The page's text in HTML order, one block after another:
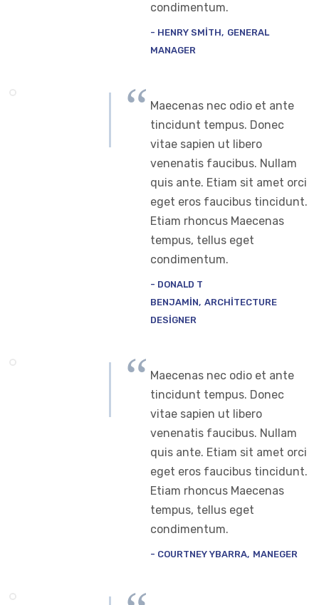
condimentum.
HENRY SMITH
GENERAL
MANAGER
Maecenas nec odio et ante
tincidunt tempus. Donec
vitae sapien ut libero
venenatis faucibus. Nullam
quis ante. Etiam sit amet orci
eget eros faucibus tincidunt.
Etiam rhoncus Maecenas
tempus, tellus eget
condimentum.
DONALD T
BENJAMIN ARCHITECTURE
DESIGNER
Maecenas nec odio et ante
tincidunt tempus. Donec
vitae sapien ut libero
venenatis faucibus. Nullam
quis ante. Etiam sit amet orci
eget eros faucibus tincidunt.
Etiam rhoncus Maecenas
tempus, tellus eget
condimentum.
COURTNEY YBARRA MANEGER